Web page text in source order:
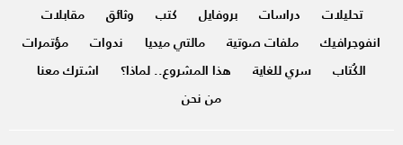
تحليلات
دراسات بروفايل كتب وثائق
مقابلات
انفوجرافيك
ملفات صوتية مالتي ميديا ندوات
مؤتمرات
الكُتاب
سري للغاية هذا المشروع.. لماذا؟
اشترك معنا
من نحن